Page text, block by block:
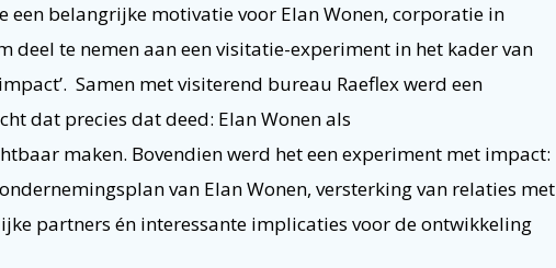
een belangrijke motivatie voor Elan Wonen, corporatie in
deel te nemen aan een visitatie-experiment in het kader van
Samen met visiterend bureau Raeflex werd een
dat precies dat deed: Elan Wonen als
maken. Bovendien werd het een experiment met impact:
van Elan Wonen, versterking van relaties met
partners én interessante implicaties voor de ontwikkeling